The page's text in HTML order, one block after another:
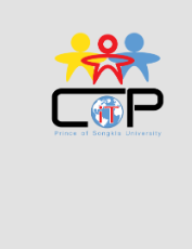
content